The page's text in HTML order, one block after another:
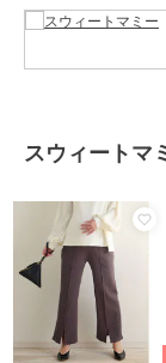
生地の厚さ：中
ウェアを販売して
らオフィスウェア、
入卒園や結婚式・
援します。
美胸をつくるノン
ームウェアも。
ベビー・キッズの
トアップなどのハレ
スウィートマ